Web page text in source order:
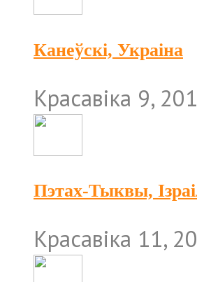
Канеўскі, Украіна
Красавіка 9,
Пэтах-Тыквы,
Красавіка 11,